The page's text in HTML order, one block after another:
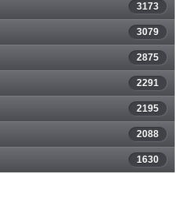
3173
3079
2875
2291
2195
2088
1630